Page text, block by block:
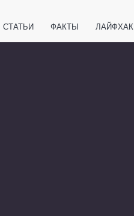
СТАТЬИ ФАКТЫ ЛАЙФХАК